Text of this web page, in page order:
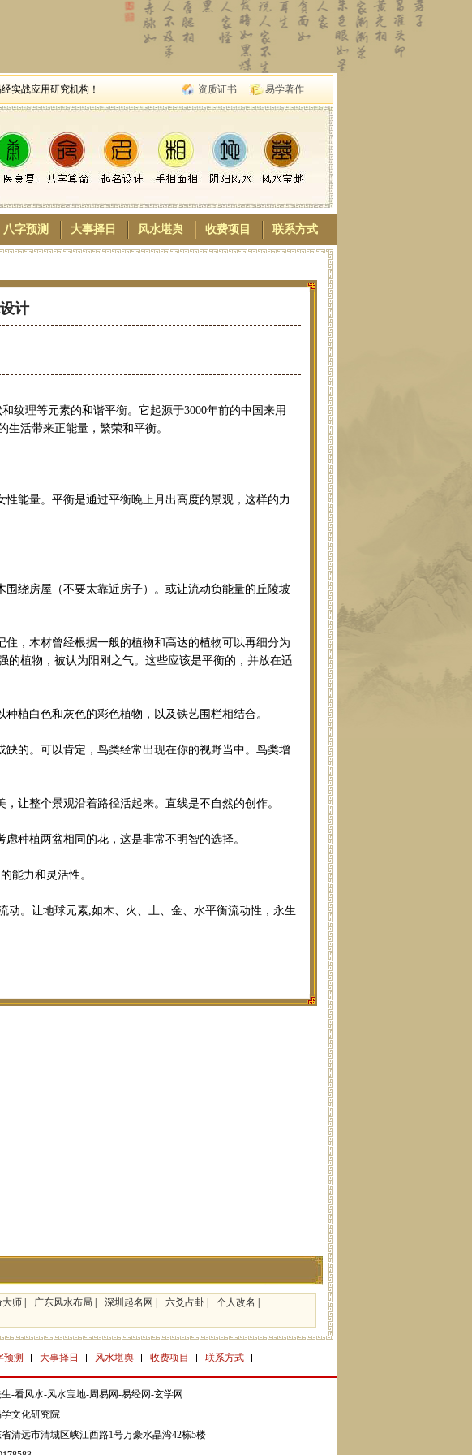
实战应用研究机构！ 资质证书 易学著作
八字预测 大事择日 风水堪舆 收费项目 联系方式
计
理等元素的和谐平衡。它起源于3000年前的中国来用
活带来正能量，繁荣和平衡。
能量。平衡是通过平衡晚上月出高度的景观，这样的力
绕房屋（不要太靠近房子）。或让流动负能量的丘陵坡
，木材曾经根据一般的植物和高达的植物可以再细分为
的植物，被认为阳刚之气。这些应该是平衡的，并放在适
植白色和灰色的彩色植物，以及铁艺围栏相结合。
的。可以肯定，鸟类经常出现在你的视野当中。鸟类增
让整个景观沿着路径活起来。直线是不自然的创作。
种植两盆相同的花，这是非常不明智的选择。
能力和灵活性。
动。让地球元素,如木、火、土、金、水平衡流动性，永生
大师 广东风水布局 深圳起名网 六爻占卦 个人改名
预测 大事择日 风水堪舆 收费项目 联系方式
-看风水-风水宝地-周易网-易经网-玄学网
学文化研究院
清远市清城区峡江西路1号万豪水晶湾42栋5楼